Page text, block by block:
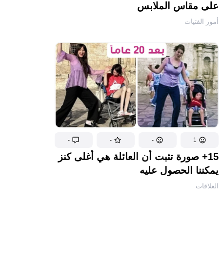
على مقاس الملابس
أمور الفتيات
1
-
-
-
15+ صورة تثبت أن العائلة هي أغلى كنز
يمكننا الحصول عليه
العلاقات